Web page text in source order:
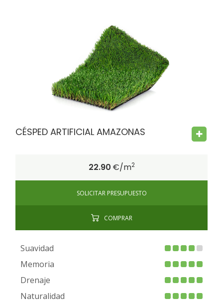
FIRE PROOF CHILD SAFE BACTERIA FREE
CÉSPED ARTIFICIAL AMAZONAS
22.90 €/m2
SOLICITAR PRESUPUESTO
COMPRAR
Suavidad
Memoria
Drenaje
Naturalidad